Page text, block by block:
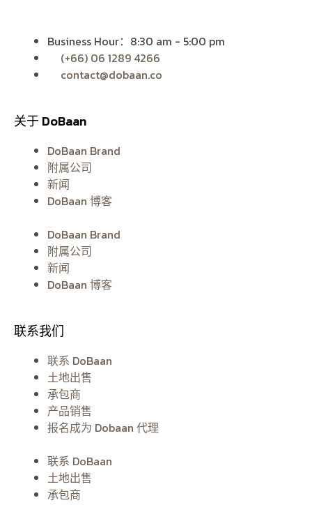
Business Hour：8:30 am - 5:00 pm
(+66) 06 1289 4266
contact@dobaan.co
关于 DoBaan
DoBaan Brand
附属公司
新闻
DoBaan 博客
DoBaan Brand
附属公司
新闻
DoBaan 博客
联系我们
联系 DoBaan
土地出售
承包商
产品销售
报名成为 Dobaan 代理
联系 DoBaan
土地出售
承包商